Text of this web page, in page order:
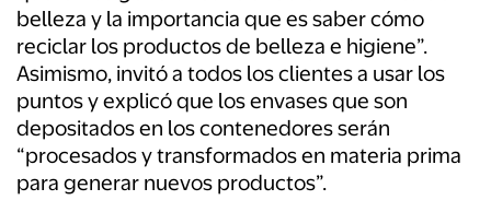
belleza y la importancia que es saber cómo
reciclar los productos de belleza e higiene”.
Asimismo, invitó a todos los clientes a usar los
puntos yexplicóque los envases que son
depositados en los contenedores serán
“procesados y transformados en materia prima
para generar nuevos productos”.